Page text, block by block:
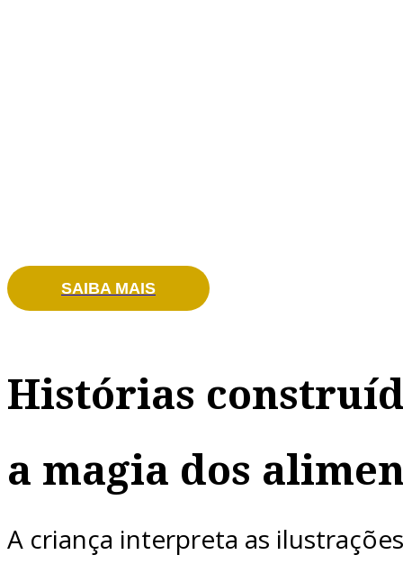
SAIBA MAIS
Histórias
a magia dos
A criança interpreta as